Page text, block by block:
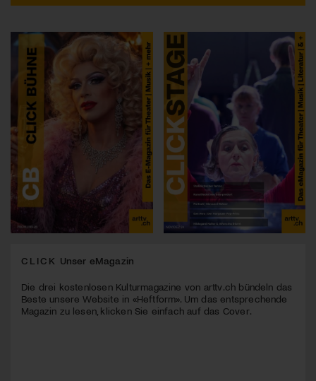
CLICK Unser eMagazin
Die drei kostenlosen Kulturmagazine von arttv.ch bündeln das
Beste unsere Website in «Heftform». Um das entsprechende
Magazin zu lesen, klicken Sie einfach auf das Cover.